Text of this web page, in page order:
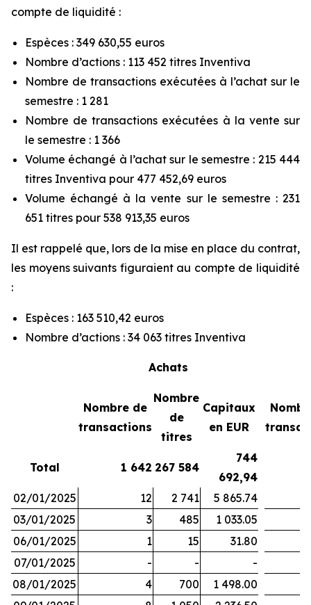
compte de liquidité :
Espèces : 349 630,55 euros
Nombre d’actions : 113 452 titres Inventiva
Nombre de transactions exécutées à l’achat sur le
semestre : 1 281
Nombre de transactions exécutées à la vente sur
le semestre : 1 366
Volume échangé à l’achat sur le semestre : 215 444
titres Inventiva pour 477 452,69 euros
Volume échangé à la vente sur le semestre : 231
651 titres pour 538 913,35 euros
Il est rappelé que, lors de la mise en place du contrat,
les moyens suivants figuraient au compte de liquidité
:
Espèces : 163 510,42 euros
Nombre d’actions : 34 063 titres Inventiva
Achats
Nombre de
transactions
Nombre
de
titres
Capitaux
en EUR
Total 1 642 267 584
744
692,94
02/01/2025 12 2 741
5 865.74
03/01/2025
3 485
1 033.05
06/01/2025
1 15
31.80
07/01/2025
- -
-
08/01/2025
4 700
1 498.00